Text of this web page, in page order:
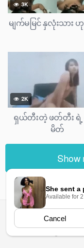
3K
မျက်မမြင် နှလုံးသား
2K
ရှယ်တီးတဲ့ ဖတ်တီး ရဲ့
မိတ်
Show